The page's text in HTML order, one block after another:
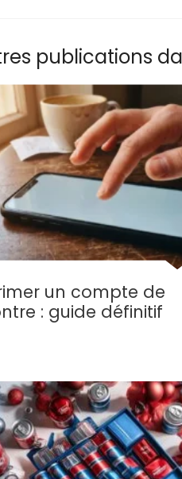
publications
un compte de
: guide définitif